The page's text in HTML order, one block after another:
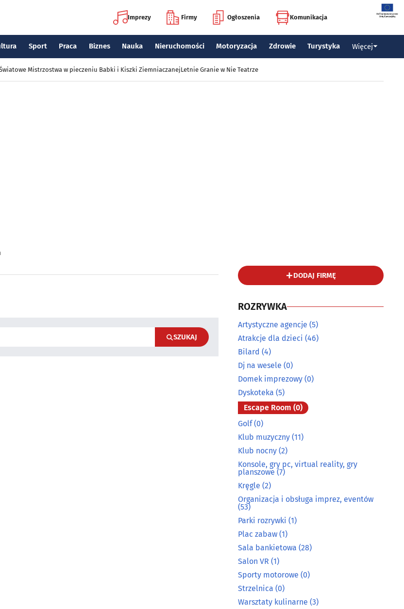
Imprezy Firmy Ogłoszenia Komunikacja
Sport Praca Biznes Nauka Nieruchomości Motoryzacja Zdrowie Turystyka Więcej
Mistrzostwa w pieczeniu Babki i Kiszki ZiemniaczanejLetnie Granie w Nie Teatrze
SZUKAJ
DODAJ FIRMĘ
ROZRYWKA
Artystyczne agencje (5)
Atrakcje dla dzieci (46)
Bilard (4)
Dj na wesele (0)
Domek imprezowy (0)
Dyskoteka (5)
Escape Room (0)
Golf(0)
Klub muzyczny (11)
Klub nocny (2)
Konsole, gry pc, virtual reality, gry
planszowe (7)
Kręgle (2)
Organizacja i obsługa imprez, eventów
(53)
Parki rozrywki (1)
Plac zabaw (1)
Sala bankietowa (28)
Salon VR (1)
Sporty motorowe (0)
Strzelnica (0)
Warsztaty kulinarne (3)